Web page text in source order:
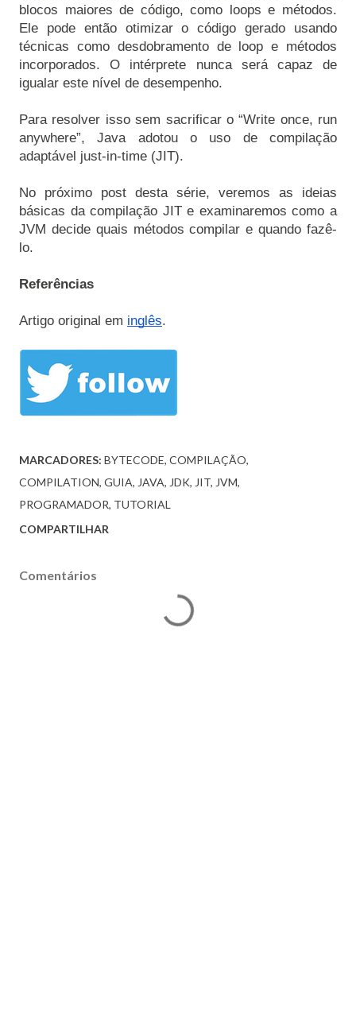
blocos maiores de código, como loops e métodos.
Ele pode então otimizar o código gerado usando
técnicas como desdobramento de loop e métodos
incorporados. O intérprete nunca será capaz de
Para resolver isso sem sacrificar o “Write once, run
anywhere”, Java adotou o uso de compilação
No próximo post desta série, veremos as ideias
básicas da compilação JIT e examinaremos como a
JVM decide quais métodos compilar e quando fazê-
lo.
Referências
Artigo original em inglês.
MARCADORES: BYTECODE COMPILAÇÃO
COMPILATION GUIA JAVA JDK JIT JVM
PROGRAMADOR TUTORIAL
COMPARTILHAR
Comentários